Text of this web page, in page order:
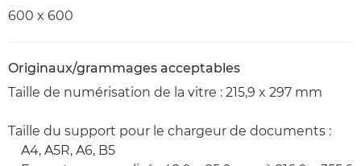
600 x 600
Originaux/grammages acceptables
Taille de numérisation de la vitre : 215,9 x 297 mm
Taille du support pour le chargeur de documents :
A4, A5R, A6, B5